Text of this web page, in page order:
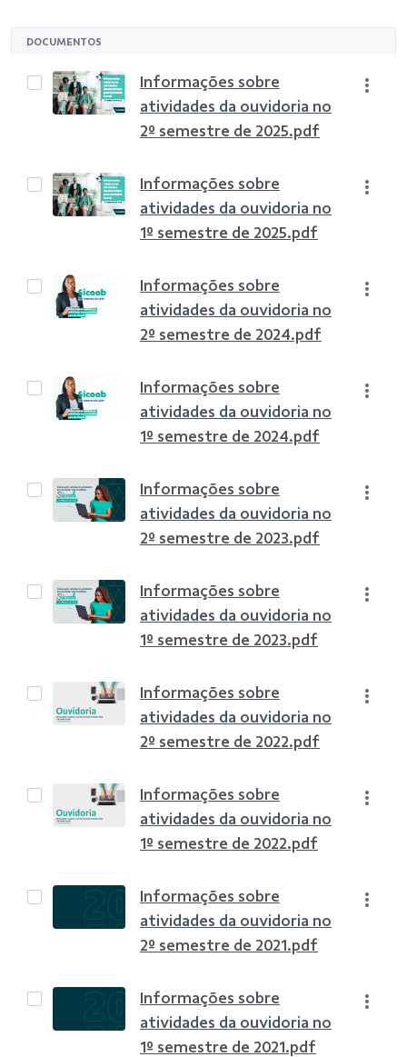
DOCUMENTOS
Informações sobre
atividades da ouvidoria no
2º semestre de 2025.pdf
Informações sobre
atividades da ouvidoria no
1º semestre de 2025.pdf
Informações sobre
atividades da ouvidoria no
2º semestre de 2024.pdf
Informações sobre
atividades da ouvidoria no
1º semestre de 2024.pdf
Informações sobre
atividades da ouvidoria no
2º semestre de 2023.pdf
Informações sobre
atividades da ouvidoria no
1º semestre de 2023.pdf
Informações sobre
atividades da ouvidoria no
2º semestre de 2022.pdf
Informações sobre
atividades da ouvidoria no
1º semestre de 2022.pdf
Informações sobre
atividades da ouvidoria no
2º semestre de 2021.pdf
Informações sobre
atividades da ouvidoria no
1º semestre de 2021.pdf